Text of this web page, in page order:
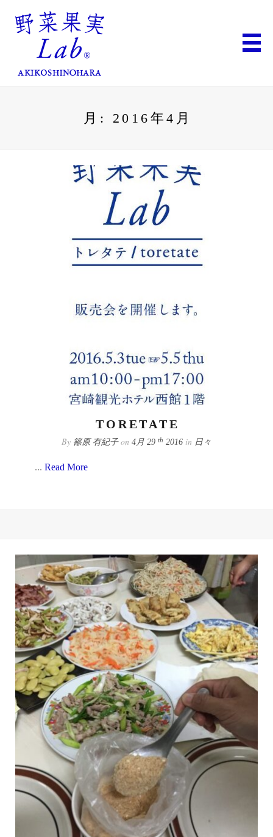
月: 2016年4月
TORETATE
By 篠原 有紀子on 4月 29 th 2016 in 日々
... Read More